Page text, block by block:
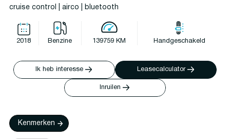
cruise control | airco | bluetooth
2018 Benzine 139759 KM Handgeschakeld
Ik heb interesse Leasecalculator
Inruilen
Kenmerken